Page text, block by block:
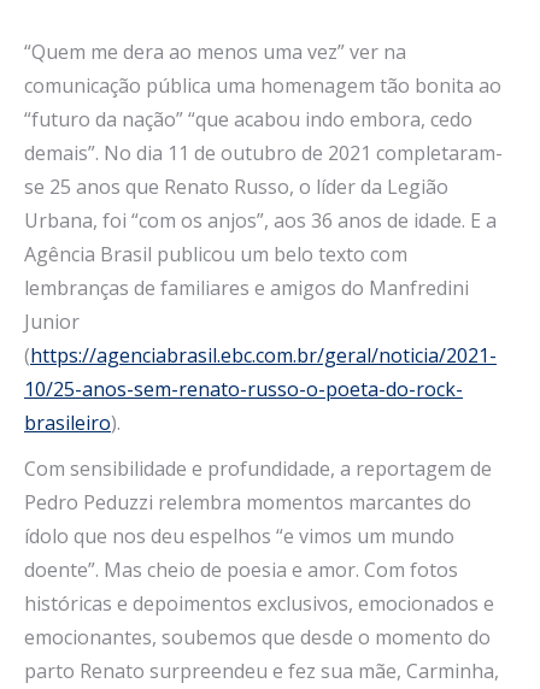
“Quem me dera ao menos uma vez” ver na
comunicação pública uma homenagem tão bonita ao
“futuro da nação” “que acabou indo embora, cedo
demais”. No dia 11 de outubro de 2021 completaram-
se 25 anos que Renato Russo, o líder da Legião
Urbana, foi “com os anjos”, aos 36 anos de idade. E a
Agência Brasil publicou um belo texto com
lembranças de familiares e amigos do Manfredini
Junior
(https://agenciabrasil.ebc.com.br/geral/noticia/2021-
10/25-anos-sem-renato-russo-o-poeta-do-rock-
brasileiro).
Com sensibilidade e profundidade, a reportagem de
Pedro Peduzzi relembra momentos marcantes do
ídolo que nos deu espelhos “e vimos um mundo
doente”. Mas cheio de poesia e amor. Com fotos
históricas e depoimentos exclusivos, emocionados e
emocionantes, soubemos que desde o momento do
parto Renato surpreendeu e fez sua mãe, Carminha,